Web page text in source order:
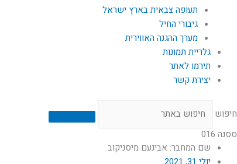
תעופה צבאית בארץ ישראל
גיבורי החיל
מערך ההגנה האווירית
גלריית תמונות
תירמו לאתר
יצירת קשר
חיפוש
ססנה 016
שם המחבר: אבינעם מיסניקוב
יולי 31, 2021